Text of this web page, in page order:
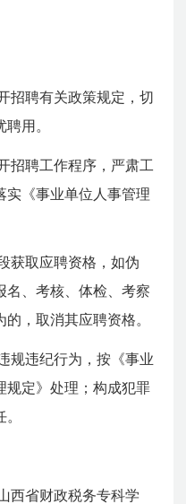
招聘有关政策规定，切
用。
招聘工作程序，严肃工
实《事业单位人事管理
获取应聘资格，如伪
名、考核、体检、考察
，取消其应聘资格。
规违纪行为，按《事业
规定》处理；构成犯罪
西省财政税务专科学